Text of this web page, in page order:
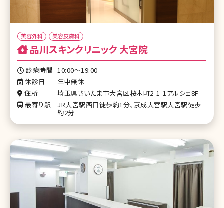
美容外科 美容皮膚科
品川スキンクリニック 大宮院
診療時間 10:00～19:00
休診日
年中無休
住所
埼玉県さいたま市大宮区桜木町2-1-1アルシェ8F
最寄り駅
JR大宮駅西口徒歩約1分、京成大宮駅大宮駅徒歩
約2分